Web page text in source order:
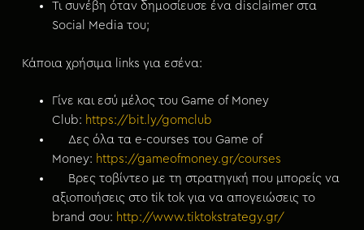
Τι συνέβη όταν δημοσίευσε ένα disclaimer στα
Social Media του;
Κάποια χρήσιμα links για εσένα:
Γίνε και εσύ μέλος του Game of Money
Club: https://bit.ly/gomclub
Δες όλα τα e-courses του Game of
Money: https://gameofmoney.gr/courses
Βρες τοβίντεο με τη στρατηγική που μπορείς να
αξιοποιήσεις στο tik tok για να απογειώσεις το
brand σου: http://www.tiktokstrategy.gr/